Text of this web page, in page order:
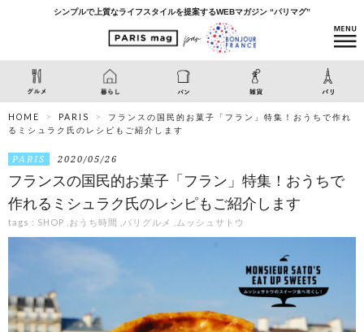
シンプルで上質なライフスタイルを提案するWEBマガジン “パリマグ”
HOME PARIS
フランスの国民的お菓子「フラン」特集！おうちで作れ
るミシュラク氏のレシピもご紹介します
PARIS 2020/05/26
フランスの国民的お菓子「フラン」特集！おうちで
作れるミシュラク氏のレシピもご紹介します
tags : SHOP おうち時間 パリグルメ ムッシュサトウ